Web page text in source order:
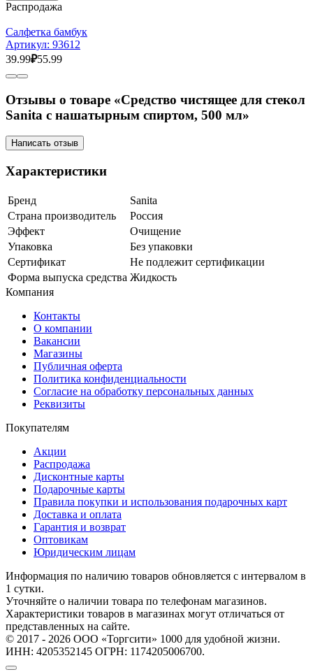
Распродажа
Салфетка бамбук
Артикул: 93612
39.99₽55.99
Отзывы о товаре «Средство чистящее для стекол
Sanita с нашатырным спиртом, 500 мл»
Написать отзыв
Характеристики
Бренд
Sanita
Страна производитель
Россия
Эффект
Очищение
Упаковка
Без упаковки
Сертификат
Не подлежит сертификации
Форма выпуска средства Жидкость
Компания
Контакты
О компании
Вакансии
Магазины
Публичная оферта
Политика конфиденциальности
Согласие на обработку персональных данных
Реквизиты
Покупателям
Акции
Распродажа
Дисконтные карты
Подарочные карты
Правила покупки и использования подарочных карт
Доставка и оплата
Гарантия и возврат
Оптовикам
Юридическим лицам
Информация по наличию товаров обновляется с интервалом в
1 сутки.
Уточняйте о наличии товара по телефонам магазинов.
Характеристики товаров в магазинах могут отличаться от
представленных на сайте.
© 2017 - 2026 ООО «Торгсити» 1000 для удобной жизни.
ИНН: 4205352145 ОГРН: 1174205006700.